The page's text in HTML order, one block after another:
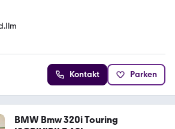
Kontakt Parken
BMW Bmw 320i Touring